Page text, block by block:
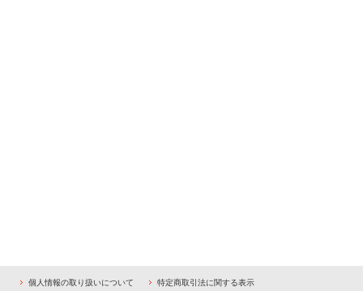
個人情報の取り扱いについて 特定商取引法に関する表示